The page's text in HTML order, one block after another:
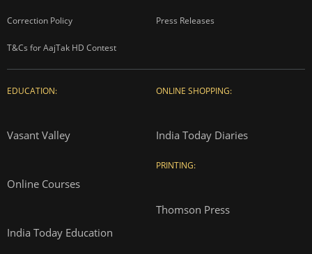
Correction Policy Press Releases
T&Cs for AajTak HD Contest
EDUCATION:
Vasant Valley
Online Courses
India Today Education
ONLINE SHOPPING:
India Today Diaries
PRINTING:
Thomson Press